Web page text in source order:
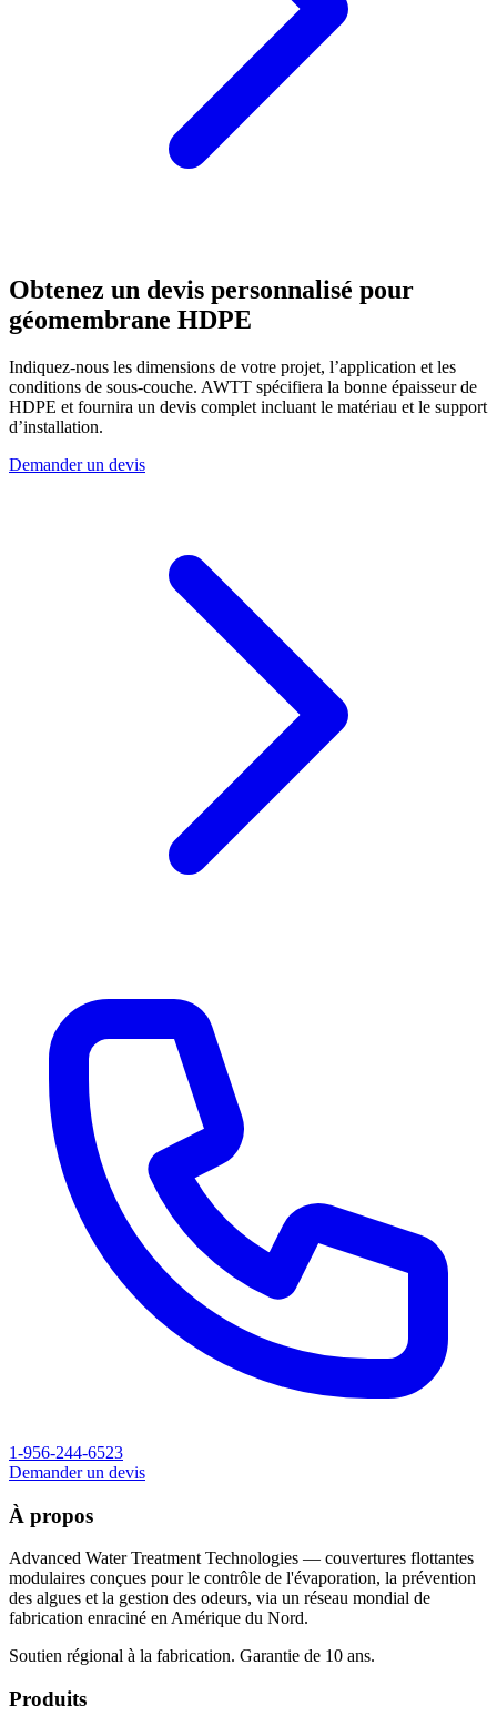
Obtenez un devis personnalisé pour
géomembrane HDPE
Indiquez-nous les dimensions de votre projet, l’application et les
conditions de sous-couche. AWTT spécifiera la bonne épaisseur de
HDPE et fournira un devis complet incluant le matériau et le support
d’installation.
Demander un devis
1-956-244-6523
Demander un devis
À propos
Advanced Water Treatment Technologies — couvertures flottantes
modulaires conçues pour le contrôle de l'évaporation, la prévention
des algues et la gestion des odeurs, via un réseau mondial de
fabrication enraciné en Amérique du Nord.
Soutien régional à la fabrication. Garantie de 10 ans.
Produits